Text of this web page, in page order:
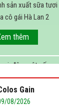
sản xuất sữa
cô gái Hà Lan 2
hướng tới mục tiêu
động vật sống
thêm
Gain
08/2026